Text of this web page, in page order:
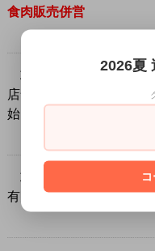
食肉販売併営
1982年 2月
店舗改装 屋号「まるき
始
1988年 1月
有限会社 高麗物産 設立
2026夏